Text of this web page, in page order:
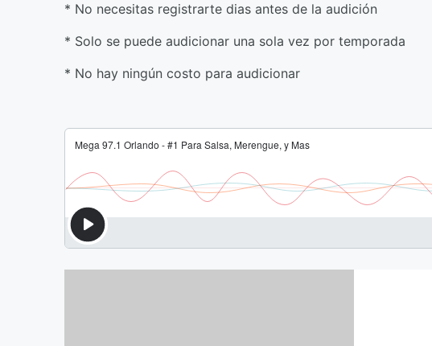
* No necesitas registrarte dias antes de la audición
* Solo se puede audicionar una sola vez por temporada
* No hay ningún costo para audicionar